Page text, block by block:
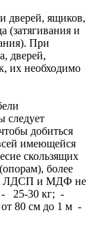
дверей, ящиков,
(затягивания и
При
дверей,
их необходимо
следует
добиться
имеющейся
скользящих
более
ЛДСП и МДФ не
- 25-30 кг; -
80 см до 1 м -